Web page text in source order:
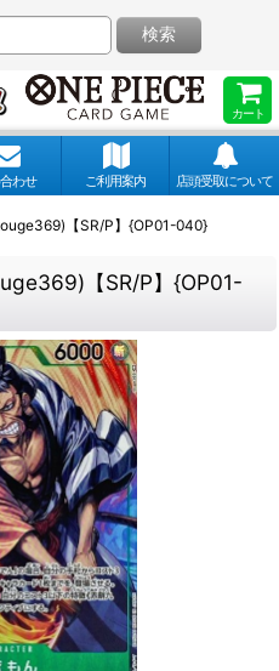
カート
検索
わせ ご利用案内 店頭受取について
【SR/P】{OP01-040}
【SR/P】{OP01-